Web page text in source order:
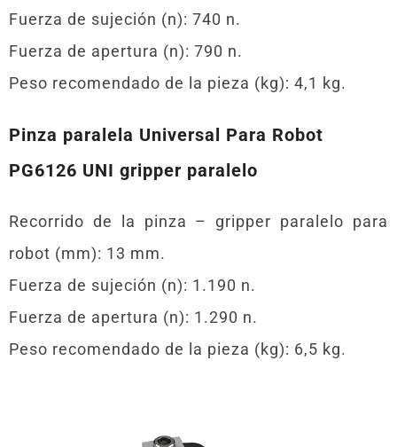
Fuerza de sujeción (n): 740 n.
Fuerza de apertura (n): 790 n.
Peso recomendado de la pieza (kg): 4,1 kg.
Pinza paralela Universal Para Robot
PG6126 UNI gripper paralelo
Recorrido de la pinza – gripper paralelo para
robot (mm): 13 mm.
Fuerza de sujeción (n): 1.190 n.
Fuerza de apertura (n): 1.290 n.
Peso recomendado de la pieza (kg): 6,5 kg.